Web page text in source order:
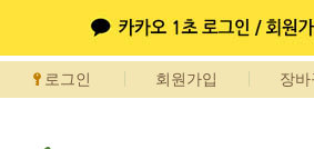
로그인 회원가입 장바